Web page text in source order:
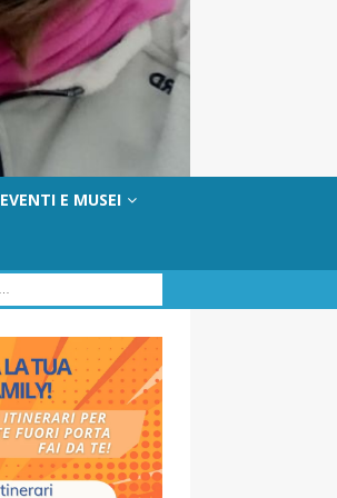
EVENTI E MUSEI